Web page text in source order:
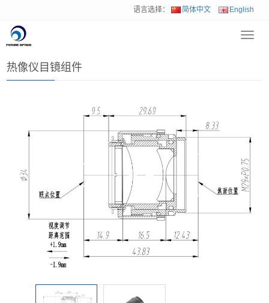
语言选择： 简体中文 English
首页
热像仪目镜组件